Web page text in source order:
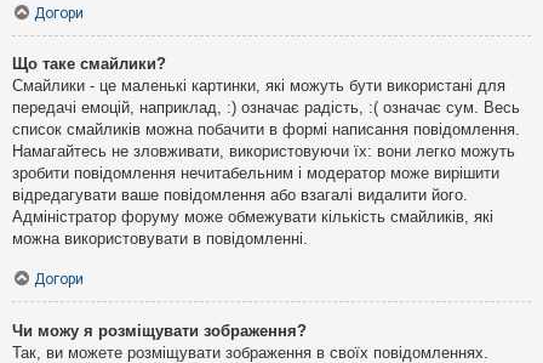
Догори
Що таке смайлики?
Смайлики - це маленькі картинки, які можуть бути використані для
передачі емоцій, наприклад, :) означає радість, :( означає сум. Весь
список смайликів можна побачити в формі написання повідомлення.
Намагайтесь не зловживати, використовуючи їх: вони легко можуть
зробити повідомлення нечитабельним і модератор може вирішити
відредагувати ваше повідомлення або взагалі видалити його.
Адміністратор форуму може обмежувати кількість смайликів, які
можна використовувати в повідомленні.
Догори
Чи можу я розміщувати зображення?
Так, ви можете розміщувати зображення в своїх повідомленнях.